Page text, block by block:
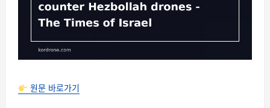
원문 바로가기